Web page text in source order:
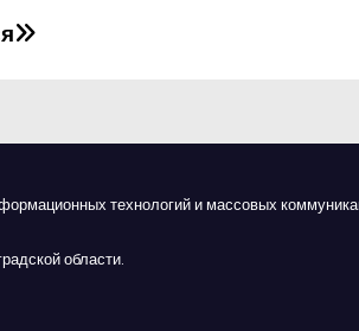
технологий и массовых
области.